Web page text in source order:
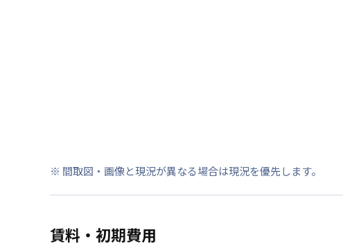
※ 間取図・画像と現況が異なる場合は現況を優先します。
賃料・初期費用